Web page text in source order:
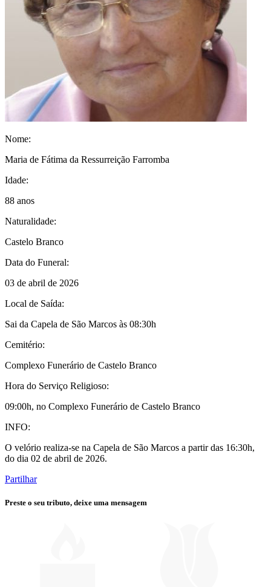
Nome:
Maria de Fátima da Ressurreição Farromba
Idade:
88 anos
Naturalidade:
Castelo Branco
Data do Funeral:
03 de abril de 2026
Local de Saída:
Sai da Capela de São Marcos às 08:30h
Cemitério:
Complexo Funerário de Castelo Branco
Hora do Serviço Religioso:
09:00h, no Complexo Funerário de Castelo Branco
INFO:
O velório realiza-se na Capela de São Marcos a partir das 16:30h,
do dia 02 de abril de 2026.
Partilhar
Preste o seu tributo, deixe uma mensagem